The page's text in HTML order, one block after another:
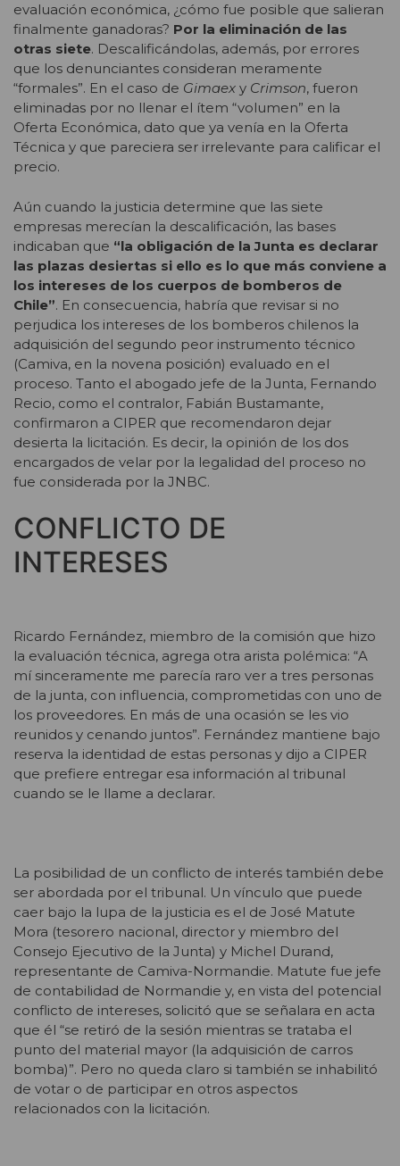
evaluación económica, ¿cómo fue posible que salieran
finalmente ganadoras? Por la eliminación de las
otras siete. Descalificándolas, además, por errores
que los denunciantes consideran meramente
“formales”. En el caso de Gimaex y Crimson, fueron
eliminadas por no llenar el ítem “volumen” en la
Oferta Económica, dato que ya venía en la Oferta
Técnica y que pareciera ser irrelevante para calificar el
precio.
Aún cuando la justicia determine que las siete
empresas merecían la descalificación, las bases
indicaban que “la obligación de la Junta es declarar
las plazas desiertas si ello es lo que más conviene a
los intereses de los cuerpos de bomberos de
Chile”. En consecuencia, habría que revisar si no
perjudica los intereses de los bomberos chilenos la
adquisición del segundo peor instrumento técnico
(Camiva, en la novena posición) evaluado en el
proceso. Tanto el abogado jefe de la Junta, Fernando
Recio, como el contralor, Fabián Bustamante,
confirmaron a CIPER que recomendaron dejar
desierta la licitación. Es decir, la opinión de los dos
encargados de velar por la legalidad del proceso no
fue considerada por la JNBC.
CONFLICTO DE
INTERESES
Ricardo Fernández, miembro de la comisión que hizo
la evaluación técnica, agrega otra arista polémica: “A
mí sinceramente me parecía raro ver a tres personas
de la junta, con influencia, comprometidas con uno de
los proveedores. En más de una ocasión se les vio
reunidos y cenando juntos”. Fernández mantiene bajo
reserva la identidad de estas personas y dijo a CIPER
que prefiere entregar esa información al tribunal
cuando se le llame a declarar.
La posibilidad de un conflicto de interés también debe
ser abordada por el tribunal. Un vínculo que puede
caer bajo la lupa de la justicia es el de José Matute
Mora (tesorero nacional, director y miembro del
Consejo Ejecutivo de la Junta) y Michel Durand,
representante de Camiva-Normandie. Matute fue jefe
de contabilidad de Normandie y, en vista del potencial
conflicto de intereses, solicitó que se señalara en acta
que él “se retiró de la sesión mientras se trataba el
punto del material mayor (la adquisición de carros
bomba)”. Pero no queda claro si también se inhabilitó
de votar o de participar en otros aspectos
relacionados con la licitación.